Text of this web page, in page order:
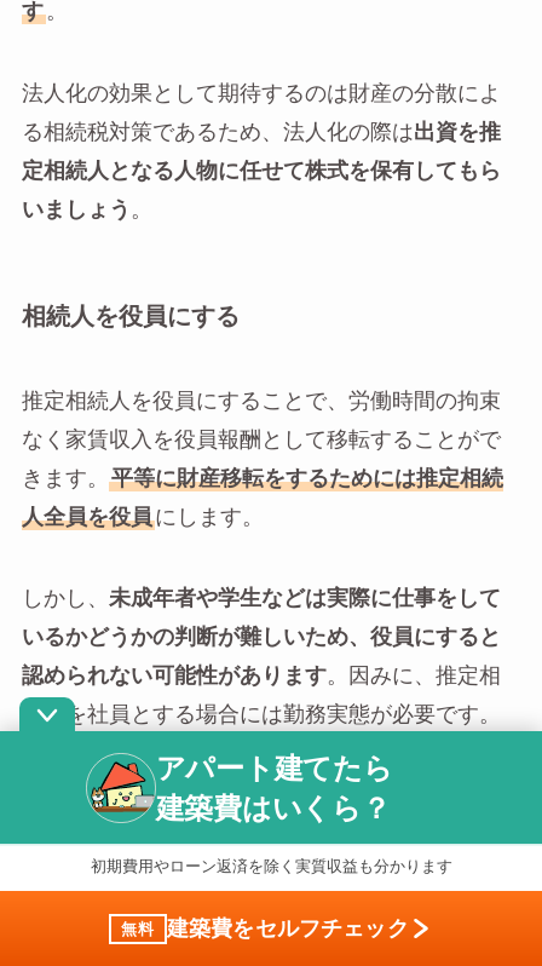
す。
法人化の効果として期待するのは財産の分散によ
る相続税対策であるため、法人化の際は出資を推
定相続人となる人物に任せて株式を保有してもら
いましょう 。
相続人を役員にする
推定相続人を役員にすることで、労働時間の拘束
なく家賃収入を役員報酬として移転することがで
きます。
平等に財産移転をするためには推定相続
人全員を役員にします。
しかし、 未成年者や学生などは実際に仕事をして
いるかどうかの判断が難しいため、役員にすると
認められない可能性があります。因みに、推定相
続人を社員とする場合には勤務実態が必要です。
土地の無償返還に関する届出をする
のであるため借地権が発生します。借地を借りる
アパート建てたら
建築費はいくら？
初期費用やローン返済を除く実質収益も分かります
無料 建築費をセルフチェック